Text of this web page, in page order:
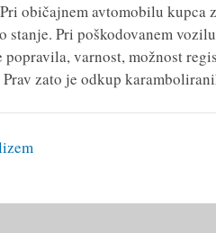
običajnem avtomobilu
stanje. Pri poškodovanem
popravila, varnost, možnost
Prav zato je odkup